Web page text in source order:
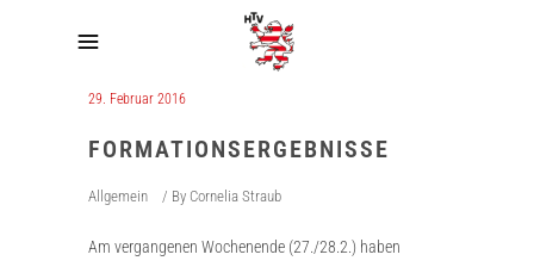
29. Februar 2016
FORMATIONSERGEBNISSE
Allgemein By Cornelia Straub
Am vergangenen Wochenende (27./28.2.) haben